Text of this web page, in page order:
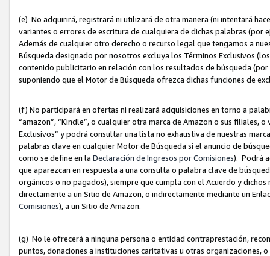
(e) No adquirirá, registrará ni utilizará de otra manera (ni intentará
variantes o errores de escritura de cualquiera de dichas palabras (por
Además de cualquier otro derecho o recurso legal que tengamos a
Búsqueda designado por nosotros excluya los Términos Exclusivos
contenido publicitario en relación con los resultados de búsqueda
suponiendo que el Motor de Búsqueda ofrezca dichas funciones de
(f) No participará en ofertas ni realizará adquisiciones en torno a
“amazon”, “Kindle”, o cualquier otra marca de Amazon o sus filiales,
Exclusivos” y podrá consultar una lista no exhaustiva de nuestras
palabras clave en cualquier Motor de Búsqueda si el anuncio de
como se define en la Declaración de Ingresos por Comisiones). Podrá
que aparezcan en respuesta a una consulta o palabra clave de
orgánicos o no pagados), siempre que cumpla con el Acuerdo y
directamente a un Sitio de Amazon, o indirectamente mediante un
Comisiones), a un Sitio de Amazon.
(g) No le ofrecerá a ninguna persona o entidad contraprestación,
puntos, donaciones a instituciones caritativas u otras organizaciones,